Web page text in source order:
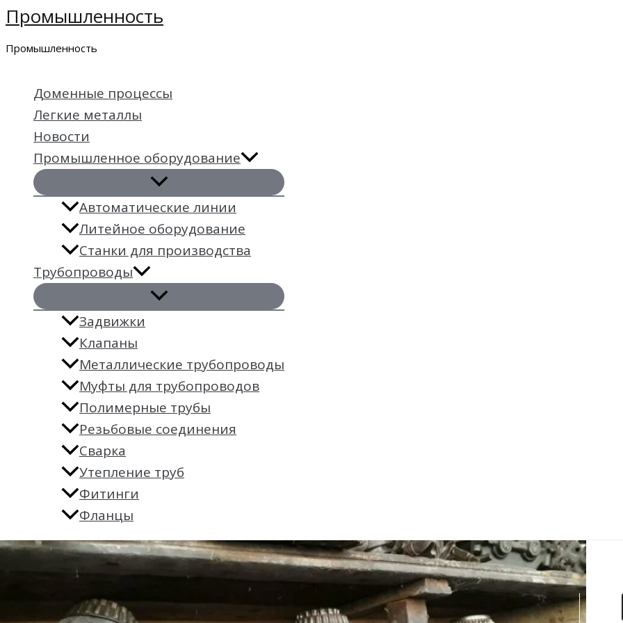
Перейти
содержимому
Промышленность
Промышленность
Доменные процессы
Легкие металлы
Новости
Промышленное оборудование
Автоматические линии
Литейное оборудование
Станки для производства
Трубопроводы
Задвижки
Клапаны
Металлические трубопроводы
Муфты для трубопроводов
Полимерные трубы
Резьбовые соединения
Сварка
Утепление труб
Фитинги
Фланцы